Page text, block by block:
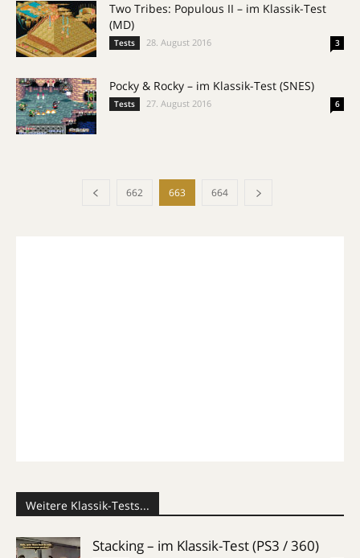
Two Tribes: Populous II – im Klassik-Test
(MD)
Tests 28. August 2016 3
Pocky & Rocky – im Klassik-Test (SNES)
Tests 27. August 2016 6
662 663 664
Weitere Klassik-Tests...
Stacking – im Klassik-Test (PS3 / 360)